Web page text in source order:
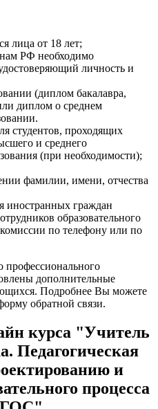
лица от 18 лет;
РФ необходимо
личность и
(диплом бакалавра,
диплом о среднем
студентов, проходящих
и среднего
(при необходимости);
фамилии, имени, отчества
иностранных граждан
образовательного
по телефону или по
профессионального
дополнительные
Подробнее Вы можете
обратной связи.
курса "Учитель
Педагогическая
и
процесса